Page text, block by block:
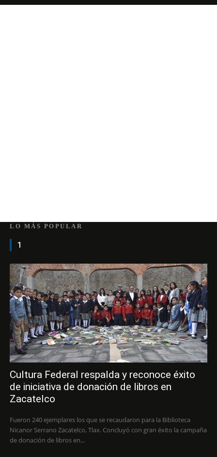
LO MÁS POPULAR
1
Cultura Federal respalda y reconoce éxito
de iniciativa de donación de libros en
Zacatelco
Fueron 240 ejemplares los que se recaudaron para la Biblioteca
Nicanor Serrano Zacatelco, Tlax. Concluyó con gran éxito la campaña
de donación de libros en...